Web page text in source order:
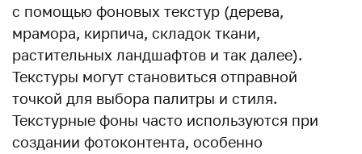
с помощью фоновых текстур (дерева,
мрамора, кирпича, складок ткани,
растительных ландшафтов и так далее).
Текстуры могут становиться отправной
точкой для выбора палитры и стиля.
Текстурные фоны часто используются при
создании фотоконтента, особенно